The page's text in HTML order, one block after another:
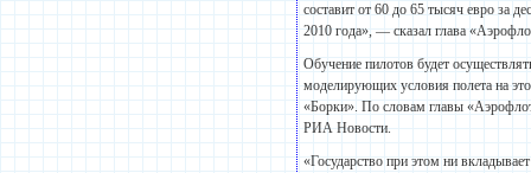
составит от 60 до 65 тысяч евро за
2010 года», — сказал глава
Обучение пилотов будет
моделирующих условия полета на
«Борки». По словам главы
РИА Новости.
«Государство при этом ни